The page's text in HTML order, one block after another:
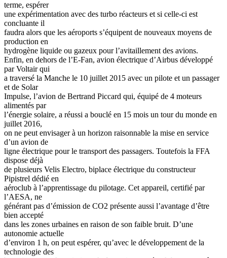
terme, espérer
une expérimentation avec des turbo réacteurs et si celle-ci est
concluante il
faudra alors que les aéroports s’équipent de nouveaux moyens de
production en
hydrogène liquide ou gazeux pour l’avitaillement des avions.
Enfin, en dehors de l’E-Fan, avion électrique d’Airbus développé
par Voltair qui
a traversé la Manche le 10 juillet 2015 avec un pilote et un passager
et de Solar
Impulse, l’avion de Bertrand Piccard qui, équipé de 4 moteurs
alimentés par
l’énergie solaire, a réussi a bouclé en 15 mois un tour du monde en
juillet 2016,
on ne peut envisager à un horizon raisonnable la mise en service
d’un avion de
ligne électrique pour le transport des passagers. Toutefois la FFA
dispose déjà
de plusieurs Velis Electro, biplace électrique du constructeur
Pipistrel dédié en
aéroclub à l’apprentissage du pilotage. Cet appareil, certifié par
l’AESA, ne
générant pas d’émission de CO2 présente aussi l’avantage d’être
bien accepté
dans les zones urbaines en raison de son faible bruit. D’une
autonomie actuelle
d’environ 1 h, on peut espérer, qu’avec le développement de la
technologie des